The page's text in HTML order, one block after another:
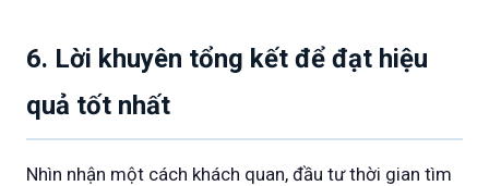
6. Lời khuyên tổng kết để đạt hiệu
quả tốt nhất
Nhìn nhận một cách khách quan, đầu tư thời gian tìm